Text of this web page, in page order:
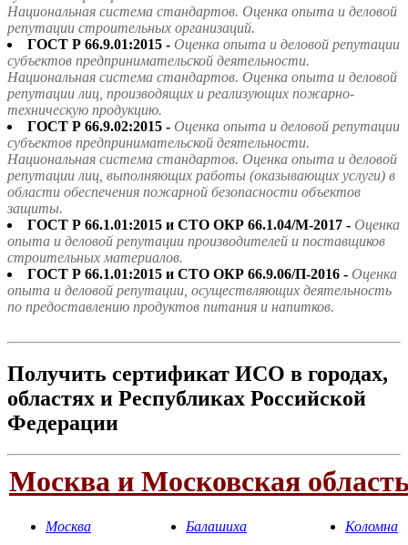
Национальная система стандартов. Оценка опыта и деловой
репутации строительных организаций.
ГОСТ Р 66.9.01:2015 - Оценка опыта и деловой репутации
субъектов предпринимательской деятельности.
Национальная система стандартов. Оценка опыта и деловой
репутации лиц, производящих и реализующих пожарно-
техническую продукцию.
ГОСТ Р 66.9.02:2015 - Оценка опыта и деловой репутации
субъектов предпринимательской деятельности.
Национальная система стандартов. Оценка опыта и деловой
репутации лиц, выполняющих работы (оказывающих услуги) в
области обеспечения пожарной безопасности объектов
защиты.
ГОСТ Р 66.1.01:2015 и СТО ОКР 66.1.04/М-2017 - Оценка
опыта и деловой репутации производителей и поставщиков
строительных материалов.
ГОСТ Р 66.1.01:2015 и СТО ОКР 66.9.06/П-2016 - Оценка
опыта и деловой репутации, осуществляющих деятельность
по предоставлению продуктов питания и напитков.
Получить сертификат ИСО в городах,
областях и Республиках Российской
Федерации
Москва и Московская
Москва Балашиха Коломна